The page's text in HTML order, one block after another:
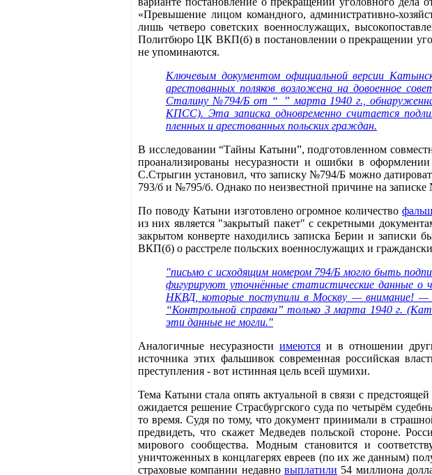
«Превышение лицом командного, административно-
лишь четверо советских военнослужащих,
Политбюро ЦК ВКП(б) в постановлении о прекращении
не упоминаются.
Ключевым документом официальной версии
арестованных поляков возложена на довоенное
Сталину №794/Б от “_” марта 1940 г.,
КПСС). Эта записка одновременно считается
пленных и арестованных польских граждан.
В исследовании “Тайны Катыни”, подготовленном
проанализированы несуразности и ошибки в
С.Стрыгин установил, что записку №794/Б можно
793/б и №795/б. Однако по неизвестной причине на записке
По поводу Катыни изготовлено огромное количество
из них является "закрытый пакет" с секретными
закрытом конверте находились записка Берии и
ВКП(б) о расстреле польских военнослужащих и
"письмо с исходящим номером 794/Б могло быть
фигурируют уточнённые статистические данные о
НКВД, которые поступили в Москву — внимание!
“Контрольной справки” только 3 марта 1940 г.
эти данные не могли."
Аналогичные несуразности имеются и в отношении
источника этих фальшивок современная российская
преступления - вот истинная цель всей шумихи.
Тема Катыни стала опять актуальной в связи с
ожидается решение Страсбургского суда по четырём
то время. Судя по тому, что документ принимали в
предвидеть, что скажет Медведев польской стороне.
мирового сообщества. Модным становится и
уничтоженных в концлагерях евреев (по их же данным)
страховые компании недавно выплатили 54 миллиона